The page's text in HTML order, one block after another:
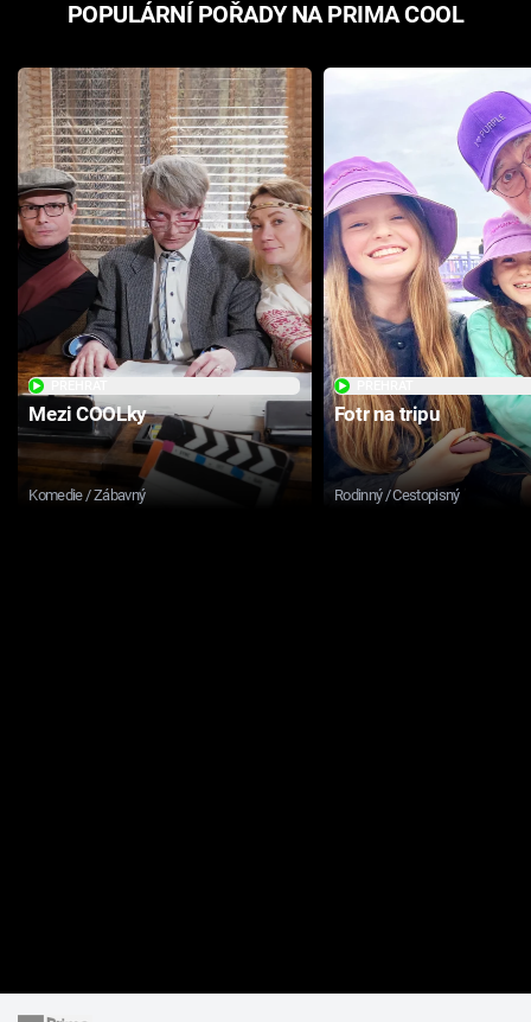
POPULÁRNÍ POŘADY NA PRIMA COOL
Mezi COOLky
Komedie / Zábavný
Fotr na tripu
Rodinný / Cestopisný